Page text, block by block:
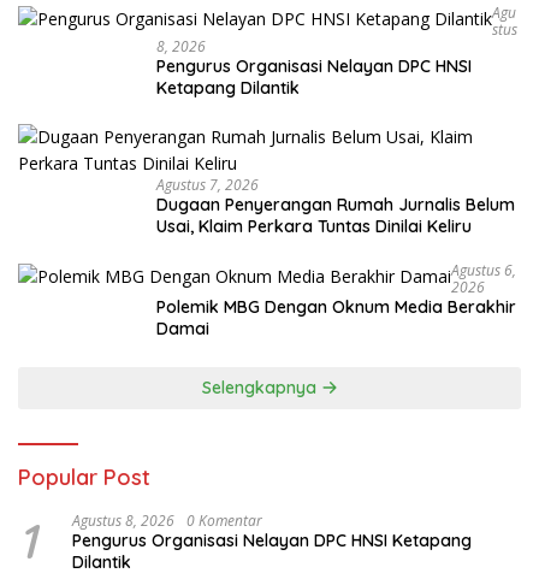
Agu
Stus
8, 2026
Pengurus Organisasi Nelayan DPC HNSI
Ketapang Dilantik
Agustus 7, 2026
Dugaan Penyerangan Rumah Jurnalis Belum
Usai, Klaim Perkara Tuntas Dinilai Keliru
Agustus 6,
2026
Polemik MBG Dengan Oknum Media Berakhir
Damai
Selengkapnya
Popular Post
1 Agustus 8, 2026 0 Komentar
Pengurus Organisasi Nelayan DPC HNSI Ketapang
Dilantik